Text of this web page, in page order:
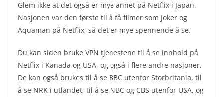
Glem ikke at det også er mye annet på Netflix i Japan.
Nasjonen var den første til å få filmer som Joker og
Aquaman på Netflix, så det er mye spennende å se.
Du kan siden bruke VPN tjenestene til å se innhold på
Netflix i Kanada og USA, og også i flere andre nasjoner.
De kan også brukes til å se BBC utenfor Storbritania, til
å se NRK i utlandet, til å se NBC og CBS utenfor USA, og